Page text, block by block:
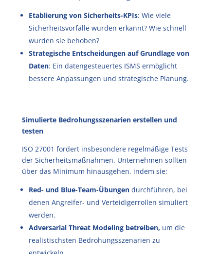
Etablierung von Sicherheits-KPIs: Wie viele
Sicherheitsvorfälle wurden erkannt? Wie schnell
wurden sie behoben?
Strategische Entscheidungen auf Grundlage von
Daten: Ein datengesteuertes ISMS ermöglicht
bessere Anpassungen und strategische Planung.
Simulierte Bedrohungsszenarien erstellen und
testen
ISO 27001 fordert insbesondere regelmäßige Tests
der Sicherheitsmaßnahmen. Unternehmen sollten
über das Minimum hinausgehen, indem sie:
Red- und Blue-Team-Übungendurchführen, bei
denen Angreifer- und Verteidigerrollen simuliert
werden.
Adversarial Threat Modeling betreiben, um die
realistischsten Bedrohungsszenarien zu